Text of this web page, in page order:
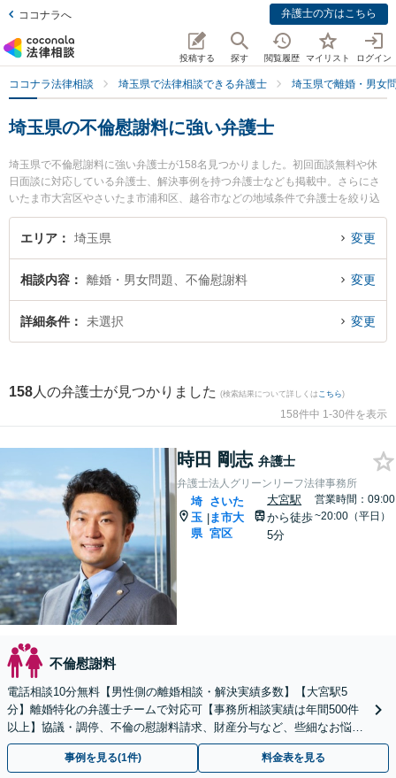
ココナラへ 弁護士の方はこちら
投稿する 探す 閲覧履歴 マイリスト ログイン
ココナラ法律相談 埼玉県で法律相談できる弁護士 埼玉県で離婚・男女
埼玉県の不倫慰謝料に強い弁護士
埼玉県で不倫慰謝料に強い弁護士が158名見つかりました。初回面談無料や休
日面談に対応している弁護士、解決事例を持つ弁護士なども掲載中。さらにさ
いたま市大宮区やさいたま市浦和区、越谷市などの地域条件で弁護士を絞り込
めます。離婚・男女問題に関係する財産分与や養育費、親権等の細かな分野で
の絞り込み検索もでき便利です。特に弁護士法人グリーンリーフ法律事務所の
注目されています。『埼玉県で土日や夜間に発生した不倫慰謝料のトラブルを
今すぐに弁護士に相談したい』『不倫慰謝料のトラブル解決の実績豊富な近く
の弁護士を検索したい』『初回相談無料で不倫慰謝料を法律相談できる埼玉県
エリア 埼玉県 変更
相談内容 離婚・男女問題、不倫慰謝料 変更
詳細条件 未選択 変更
158 人の弁護士が見つかりました (検索結果について詳しくは こちら)
158件中 1-30件を表示
時田 剛志 弁護士
弁護士法人グリーンリーフ法律事務所
埼
玉
県
|
さいた
ま市大
宮区
大宮駅
から徒歩
5分
営業時間：09:00
~20:00（平日）
不倫慰謝料
電話相談10分無料【男性側の離婚相談・解決実績多数】【大宮駅5
分】離婚特化の弁護士チームで対応可【事務所相談実績は年間500件
以上】協議・調停、不倫の慰謝料請求、財産分与など、些細なお悩み
でも結構です【初回面談60分無料／休日・夜間対応可】
事例を見る(1件) 料金表を見る